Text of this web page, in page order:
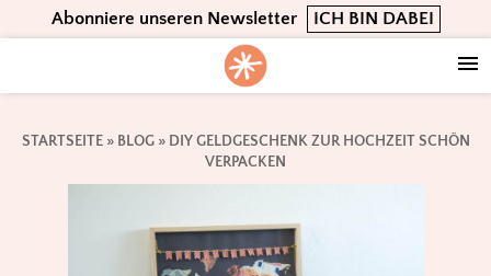
to
navigation
to
content
to
Abonniere unseren Newsletter ICH BIN DABEI
STARTSEITE» BLOG» DIY GELDGESCHENK ZUR HOCHZEIT SCHÖN
VERPACKEN